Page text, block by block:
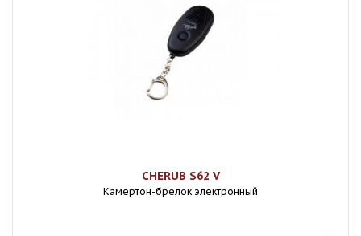
CHERUB S62 V
Камертон-брелок электронный